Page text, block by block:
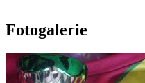
Fotogalerie